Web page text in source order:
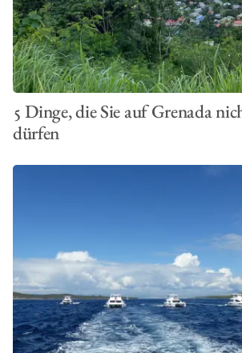
5 Dinge, die Sie auf Grenada
dürfen